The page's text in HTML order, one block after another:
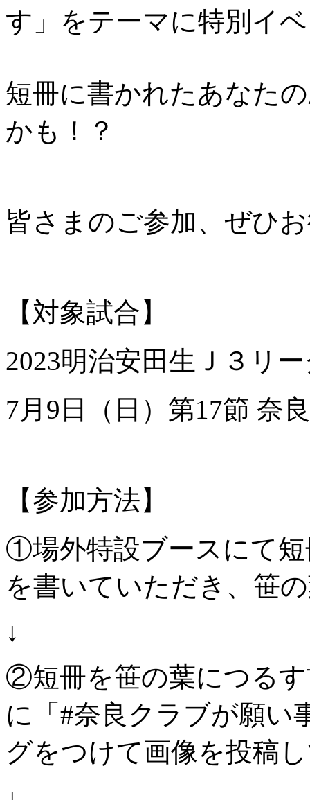
す」をテーマに特別イ
短冊に書かれたあなた
かも！？
皆さまのご参加、ぜひ
【対象試合】
2023明治安田生Ｊ３リ
7月9日（日）第17節 奈
【参加方法】
①場外特設ブースにて
を書いていただき、笹
↓
②短冊を笹の葉につるす
に「#奈良クラブが願い
グをつけて画像を投稿